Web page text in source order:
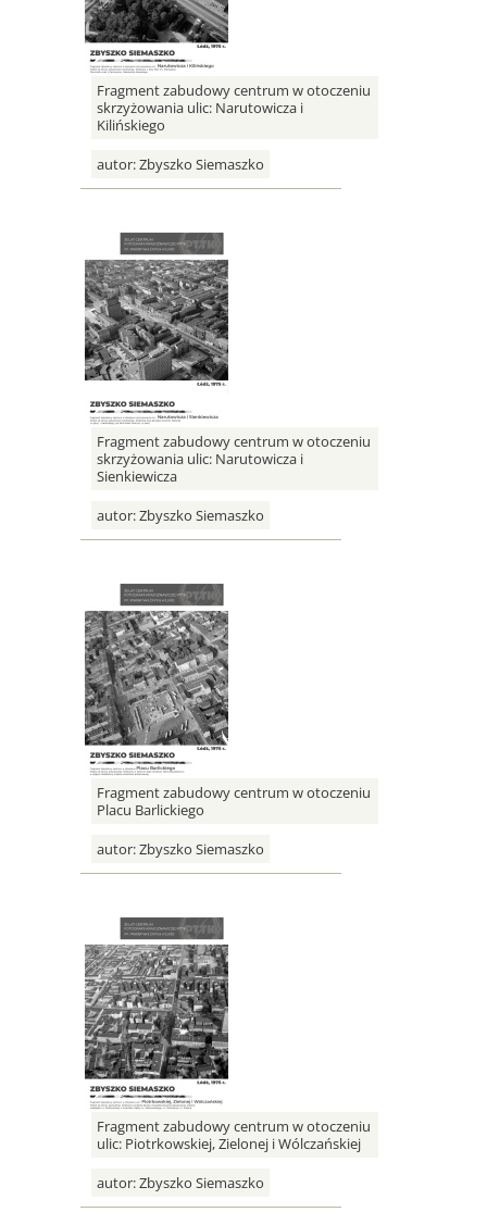
Fragment zabudowy centrum w otoczeniu
skrzyżowania ulic: Narutowicza i
Kilińskiego
autor:Zbyszko Siemaszko
Fragment zabudowy centrum w otoczeniu
skrzyżowania ulic: Narutowicza i
Sienkiewicza
autor:Zbyszko Siemaszko
Fragment zabudowy centrum w otoczeniu
Placu Barlickiego
autor:Zbyszko Siemaszko
Fragment zabudowy centrum w otoczeniu
ulic: Piotrkowskiej, Zielonej i Wólczańskiej
autor:Zbyszko Siemaszko